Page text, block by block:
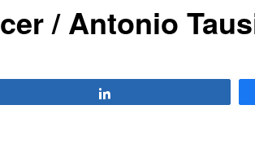
/ Antonio